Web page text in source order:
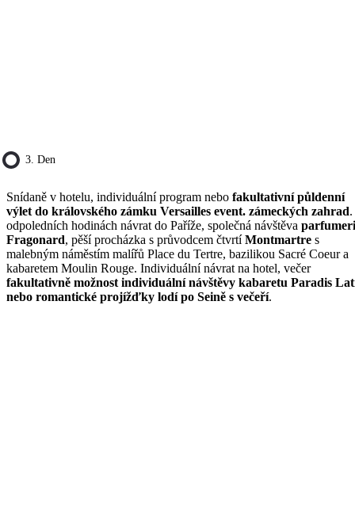
3. Den
Snídaně v hotelu, individuální program nebo fakultativní půldenní
výlet do královského zámku Versailles event. zámeckých zahrad
odpoledních hodinách návrat do Paříže, společná návštěva
Fragonard, pěší procházka s průvodcem čtvrtíMontmartre s
malebným náměstím malířů Place du Tertre, bazilikou Sacré Coeur a
kabaretem Moulin Rouge. Individuální návrat na hotel, večer
fakultativně možnost individuální návštěvy kabaretu Paradis
nebo romantické projížďky lodí po Seině s večeří.